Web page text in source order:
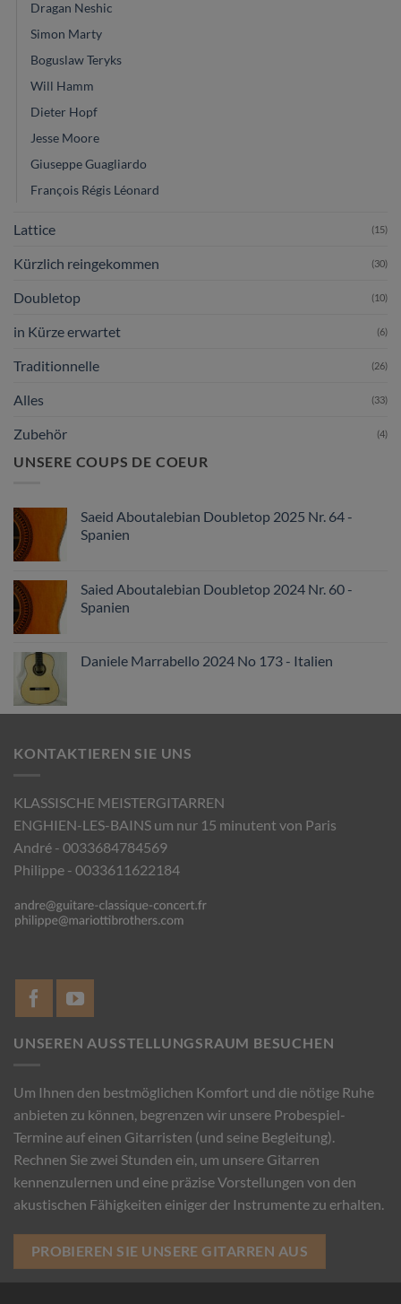
Dragan Neshic
Simon Marty
Boguslaw Teryks
Will Hamm
Dieter Hopf
Jesse Moore
Giuseppe Guagliardo
François Régis Léonard
Lattice (15)
Kürzlich reingekommen (30)
Doubletop (10)
in Kürze erwartet (6)
Traditionnelle (26)
Alles (33)
Zubehör (4)
UNSERE COUPS DE COEUR
Saeid Aboutalebian Doubletop 2025 Nr. 64 -
Spanien
Saied Aboutalebian Doubletop 2024 Nr. 60 -
Spanien
Daniele Marrabello 2024 No 173 - Italien
KONTAKTIEREN SIE UNS
KLASSISCHE MEISTERGITARREN
ENGHIEN-LES-BAINS um nur 15 minutent von Paris
André - 0033684784569
Philippe - 0033611622184
UNSEREN AUSSTELLUNGSRAUM BESUCHEN
Um Ihnen den bestmöglichen Komfort und die nötige Ruhe
anbieten zu können, begrenzen wir unsere Probespiel-
Termine auf einen Gitarristen (und seine Begleitung).
Rechnen Sie zwei Stunden ein, um unsere Gitarren
kennenzulernen und eine präzise Vorstellungen von den
akustischen Fähigkeiten einiger der Instrumente zu erhalten.
PROBIEREN SIE UNSERE GITARREN AUS